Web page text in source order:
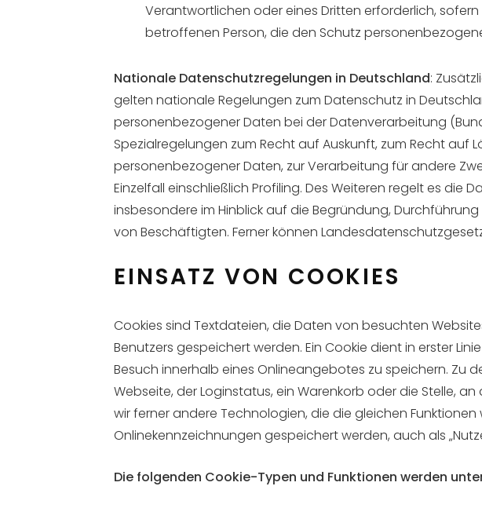
Verantwortlichen oder eines Dritten erforderlich,
betroffenen Person, die den Schutz
Nationale Datenschutzregelungen in Deutschland:
gelten nationale Regelungen zum Datenschutz in
personenbezogener Daten bei der Datenverarbeitung
Spezialregelungen zum Recht auf Auskunft, zum Recht
personenbezogener Daten, zur Verarbeitung für andere
Einzelfall einschließlich Profiling. Des Weiteren regelt es die
insbesondere im Hinblick auf die Begründung,
von Beschäftigten. Ferner können
EINSATZ VON COOKIES
Cookies sind Textdateien, die Daten von besuchten
Benutzers gespeichert werden. Ein Cookie dient in erster
Besuch innerhalb eines Onlineangebotes zu speichern. Zu
Webseite, der Loginstatus, ein Warenkorb oder die Stelle,
wir ferner andere Technologien, die die gleichen
Onlinekennzeichnungen gespeichert werden, auch als
Die folgenden Cookie-Typen und Funktionen werden